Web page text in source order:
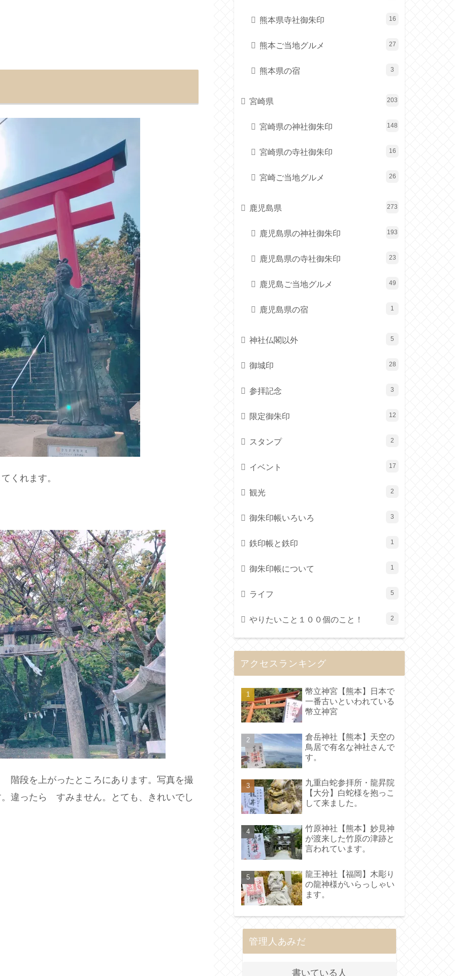
くれます。
階段を上がったところにあります。写真を撮
違ったら すみません。とても、きれいでし
熊本県寺社御朱印 16
熊本ご当地グルメ 27
熊本県の宿 3
宮崎県 203
宮崎県の神社御朱印 148
宮崎県の寺社御朱印 16
宮崎ご当地グルメ 26
鹿児島県 273
鹿児島県の神社御朱印 193
鹿児島県の寺社御朱印 23
鹿児島ご当地グルメ 49
鹿児島県の宿 1
神社仏閣以外 5
御城印 28
参拝記念 3
限定御朱印 12
スタンプ 2
イベント 17
観光 2
御朱印帳いろいろ 3
鉄印帳と鉄印 1
御朱印帳について 1
ライフ 5
やりたいこと１００個のこと！ 2
アクセスランキング
幣立神宮【熊本】日本で
一番古いといわれている
幣立神宮
倉岳神社【熊本】天空の
鳥居で有名な神社さんで
す。
九重白蛇参拝所・龍昇院
【大分】白蛇様を抱っこ
して来ました。
竹原神社【熊本】妙見神
が渡来した竹原の津跡と
言われています。
龍王神社【福岡】木彫り
の龍神様がいらっしゃい
ます。
管理人あみだ
書いている人